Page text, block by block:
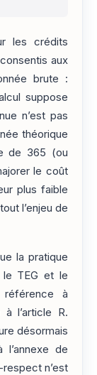
les crédits
aux
brute :
suppose
n’est pas
théorique
de 365 (ou
le coût
plus faible
l’enjeu de
la pratique
le TEG et le
référence à
à l’article R.
désormais
de
respect n’est